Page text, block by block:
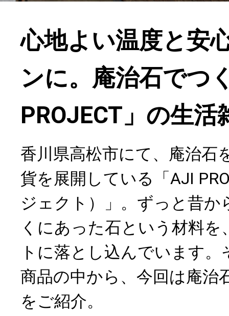
心地よい温度と安
ンに。庵治石でつ
PROJECT」の生活
香川県高松市にて、庵治石
貨を展開している「AJI
ジェクト）」。ずっと昔か
くにあった石という材料
トに落とし込んでいます
商品の中から、今回は庵治
をご紹介。